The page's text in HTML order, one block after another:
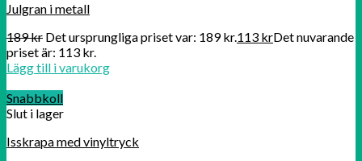
Julgran i metall
189kr Det ursprungliga priset var: 189 kr.113 krDet nuvarande
priset är: 113 kr.
Lägg till i varukorg
Snabbkoll
Slut i lager
Isskrapa med vinyltryck